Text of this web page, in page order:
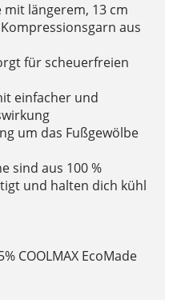
mit längerem, 13 cm
aus
für scheuerfreien
einfacher und
um das Fußgewölbe
sind aus 100 %
und halten dich kühl
COOLMAX EcoMade